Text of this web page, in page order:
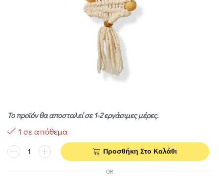
Το προϊόν θα αποσταλεί σε 1-2 εργάσιμες μέρες.
1 σε απόθεμα
Προσθήκη Στο Καλάθι
OR